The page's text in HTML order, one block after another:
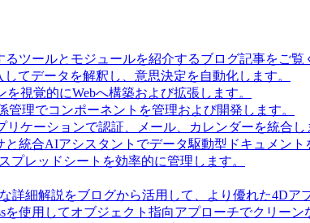
ツールとモジュールを紹介するブログ記事をご覧
てデータを解釈し、意思決定を自動化します。
視覚的にWebへ構築および拡張します。
管理でコンポーネントを管理および開発します。
リケーションで認証、メール、カレンダーを統合し
統合AIアシスタントでデータ駆動型ドキュメント
プレッドシートを効率的に管理します。
詳細解説をブログから活用して、より優れた4Dア
を使用してオブジェクト指向アプローチでクリー